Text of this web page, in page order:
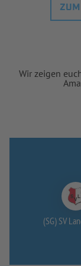
Wir zeigen
(SG) SV